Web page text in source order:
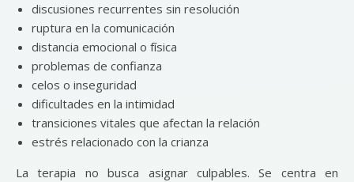
discusiones recurrentes sin resolución
ruptura en la comunicación
distancia emocional o física
problemas de confianza
celos o inseguridad
dificultades en la intimidad
transiciones vitales que afectan la relación
estrés relacionado con la crianza
La terapia no busca asignar culpables. Se centra en